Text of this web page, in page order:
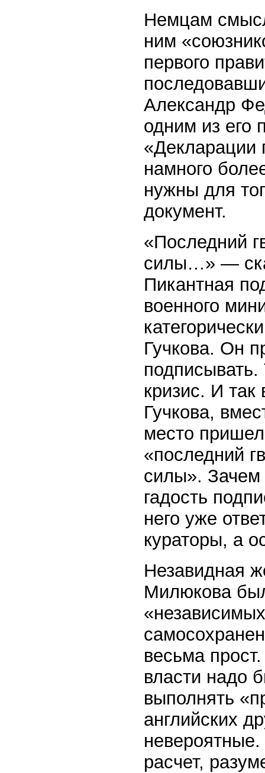
Немцам
ним
первого
Александр
одним из его
«Декларации
намного
нужны для
документ.
«Последний
силы…» —
Пикантная
военного
Гучкова. Он
подписывать.
кризис. И так
Гучкова,
место
«последний
силы». Зачем
гадость
него уже
кураторы, а
Незавидная
Милюкова
весьма
власти надо
выполнять
английских
расчет,